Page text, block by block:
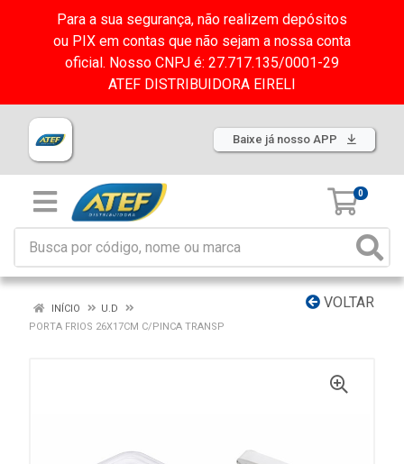
Para a sua segurança, não realizem depósitos
ou PIX em contas que não sejam a nossa conta
oficial. Nosso CNPJ é: 27.717.135/0001-29
ATEF DISTRIBUIDORA EIRELI
Baixe já nosso APP
0
VOLTAR
INÍCIO
U.D
PORTA FRIOS 26X17CM C/PINCA TRANSP